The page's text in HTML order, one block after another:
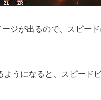
ジが出るので、スピー
ようになると、スピード